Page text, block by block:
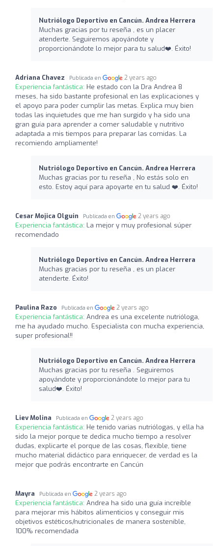
Nutriólogo Deportivo en Cancún. Andrea Herrera
Muchas gracias por tu reseña , es un placer
atenderte. Seguiremos apoyándote y
proporcionándote lo mejor para tu salud❤️‍. Éxito!
Adriana Chavez Publicada en 2 years ago
Experiencia fantástica: He estado con la Dra Andrea 8
meses, ha sido bastante profesional en las explicaciones y
el apoyo para poder cumplir las metas. Explica muy bien
todas las inquietudes que me han surgido y ha sido una
gran guía para aprender a comer saludable y nutritivo
adaptada a mis tiempos para preparar las comidas. La
recomiendo ampliamente!
Nutriólogo Deportivo en Cancún. Andrea Herrera
Muchas gracias por tu reseña , No estás solo en
esto. Estoy aquí para apoyarte en tu salud ❤️‍. Éxito!
Cesar Mojica Olguin Publicada en 2 years ago
Experiencia fantástica: La mejor y muy profesional súper
recomendado
Nutriólogo Deportivo en Cancún. Andrea Herrera
Muchas gracias por tu reseña , es un placer
atenderte. Éxito!
Paulina Razo Publicada en 2 years ago
Experiencia fantástica: Andrea es una excelente nutrióloga,
me ha ayudado mucho. Especialista con mucha experiencia,
super profesional!!
Nutriólogo Deportivo en Cancún. Andrea Herrera
Muchas gracias por tu reseña . Seguiremos
apoyándote y proporcionándote lo mejor para tu
salud❤️‍. Éxito!
Liev Molina Publicada en 2 years ago
Experiencia fantástica: He tenido varias nutriólogas, y ella ha
sido la mejor porque te dedica mucho tiempo a resolver
dudas, explicarte el porque de las cosas, flexible, tiene
mucho material didáctico para enriquecer, de verdad es la
mejor que podrás encontrarte en Cancún
Mayra Publicada en 2 years ago
Experiencia fantástica: Andrea ha sido una guía increíble
para mejorar mis hábitos alimenticios y conseguir mis
objetivos estéticos/nutricionales de manera sostenible,
100% recomendada